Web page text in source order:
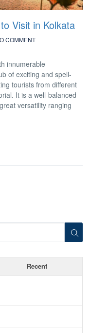
Visit in Kolkata
COMMENT
innumerable
of exciting and spell-
tourists from different
It is a well-balanced
versatility ranging
Recent